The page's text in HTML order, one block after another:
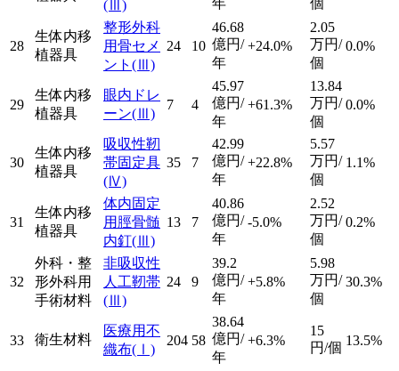
(Ⅲ)
年
個
28
生体内移
植器具
整形外科
用骨セメ
ント (Ⅲ)
24 10
46.68
億円/
年
+24.0%
2.05
万円/
個
0.0%
29
生体内移
植器具
眼内ドレ
ーン(Ⅲ)
7 4
45.97
億円/
年
+61.3%
13.84
万円/
個
0.0%
30
生体内移
植器具
吸収性靭
帯固定具
(Ⅳ)
35 7
42.99
億円/
年
+22.8%
5.57
万円/
個
1.1%
31
生体内移
植器具
体内固定
用脛骨髄
内釘(Ⅲ)
13 7
40.86
億円/
年
-5.0%
2.52
万円/
個
0.2%
32
外科・整
形外科用
手術材料
非吸収性
人工靭帯
(Ⅲ)
24 9
39.2
億円/
年
+5.8%
5.98
万円/
個
30.3%
33 衛生材料
医療用不
織布(Ⅰ)
204 58
38.64
億円/
年
+6.3%
15
円/個 13.5%